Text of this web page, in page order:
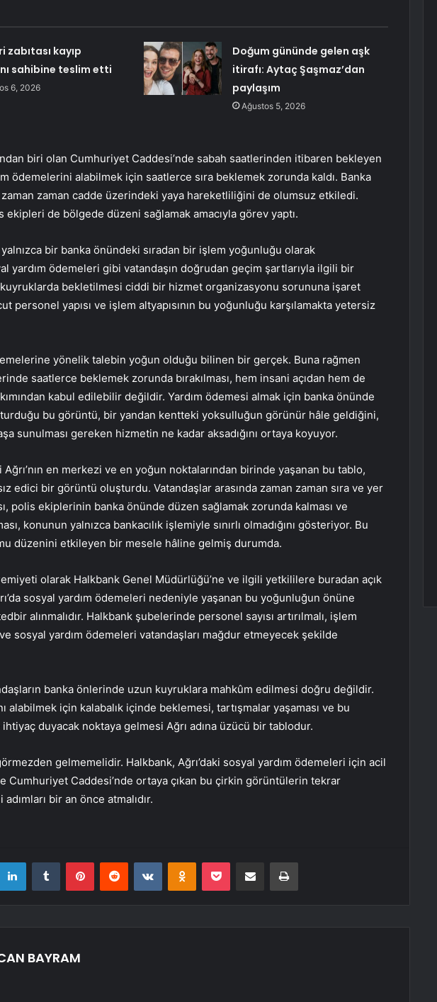
zabıtası kayıp
sahibine teslim etti
6, 2026
Doğum gününde gelen aşk
itirafı: Aytaç Şaşmaz’dan
paylaşım
Ağustos 5, 2026
biri olan Cumhuriyet Caddesi’nde sabah saatlerinden itibaren bekleyen
ödemelerini alabilmek için saatlerce sıra beklemek zorunda kaldı. Banka
zaman cadde üzerindeki yaya hareketliliğini de olumsuz etkiledi.
de bölgede düzeni sağlamak amacıyla görev yaptı.
bir banka önündeki sıradan bir işlem yoğunluğu olarak
yardım ödemeleri gibi vatandaşın doğrudan geçim şartlarıyla ilgili bir
bekletilmesi ciddi bir hizmet organizasyonu sorununa işaret
personel yapısı ve işlem altyapısının bu yoğunluğu karşılamakta yetersiz
yönelik talebin yoğun olduğu bilinen bir gerçek. Buna rağmen
saatlerce beklemek zorunda bırakılması, hem insani açıdan hem de
kabul edilebilir değildir. Yardım ödemesi almak için banka önünde
bu görüntü, bir yandan kentteki yoksulluğun görünür hâle geldiğini,
sunulması gereken hizmetin ne kadar aksadığını ortaya koyuyor.
en merkezi ve en yoğun noktalarından birinde yaşanan bu tablo,
edici bir görüntü oluşturdu. Vatandaşlar arasında zaman zaman sıra ve yer
polis ekiplerinin banka önünde düzen sağlamak zorunda kalması ve
konunun yalnızca bankacılık işlemiyle sınırlı olmadığını gösteriyor. Bu
düzenini etkileyen bir mesele hâline gelmiş durumda.
olarak Halkbank Genel Müdürlüğü’ne ve ilgili yetkililere buradan açık
sosyal yardım ödemeleri nedeniyle yaşanan bu yoğunluğun önüne
alınmalıdır. Halkbank şubelerinde personel sayısı artırılmalı, işlem
sosyal yardım ödemeleri vatandaşları mağdur etmeyecek şekilde
banka önlerinde uzun kuyruklara mahkûm edilmesi doğru değildir.
alabilmek için kalabalık içinde beklemesi, tartışmalar yaşaması ve bu
duyacak noktaya gelmesi Ağrı adına üzücü bir tablodur.
gelmemelidir. Halkbank, Ağrı’daki sosyal yardım ödemeleri için acil
Cumhuriyet Caddesi’nde ortaya çıkan bu çirkin görüntülerin tekrar
bir an önce atmalıdır.
LinkedInTumblr PinterestReddit VKontakteOdnoklassniki
Pocket E-Posta ile paylaş Yazdır
BAYRAM